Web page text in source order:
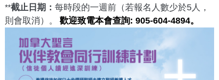
**截止日期： 每時段的一週前（若報名人數少於5人，
則會取消） 。 歡迎致電本會查詢: 905-604-4894。